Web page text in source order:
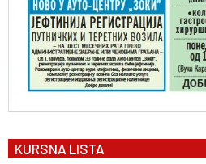
KURSNA LISTA